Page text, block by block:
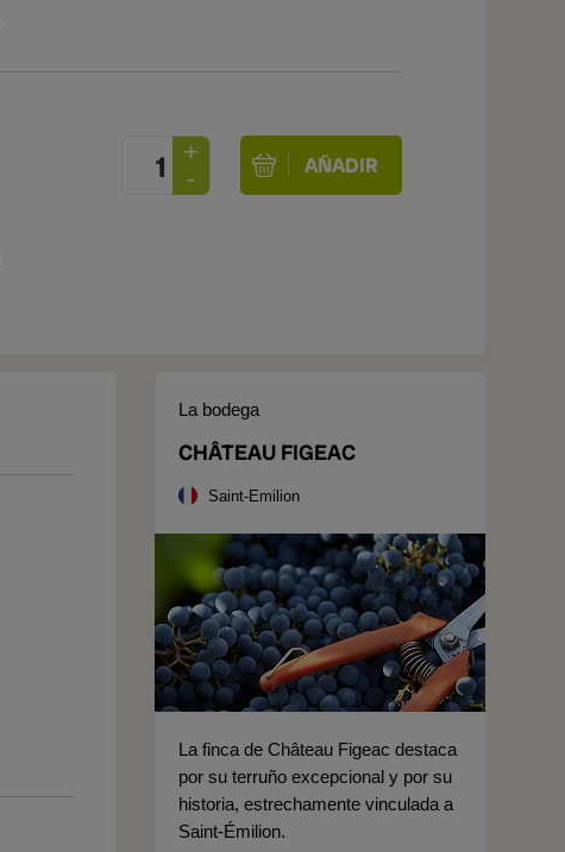
La bodega
CHÂTEAU FIGEAC
Saint-Emilion
La finca de Château Figeac destaca
por su terruño excepcional y por su
historia, estrechamente vinculada a
Saint-Émilion.